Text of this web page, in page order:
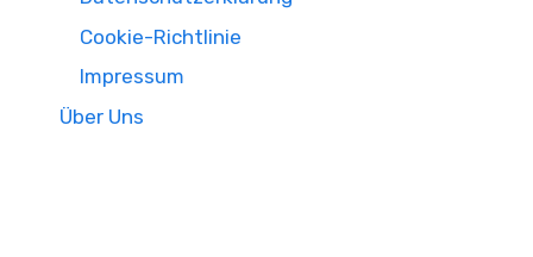
Cookie-Richtlinie
Impressum
Über Uns